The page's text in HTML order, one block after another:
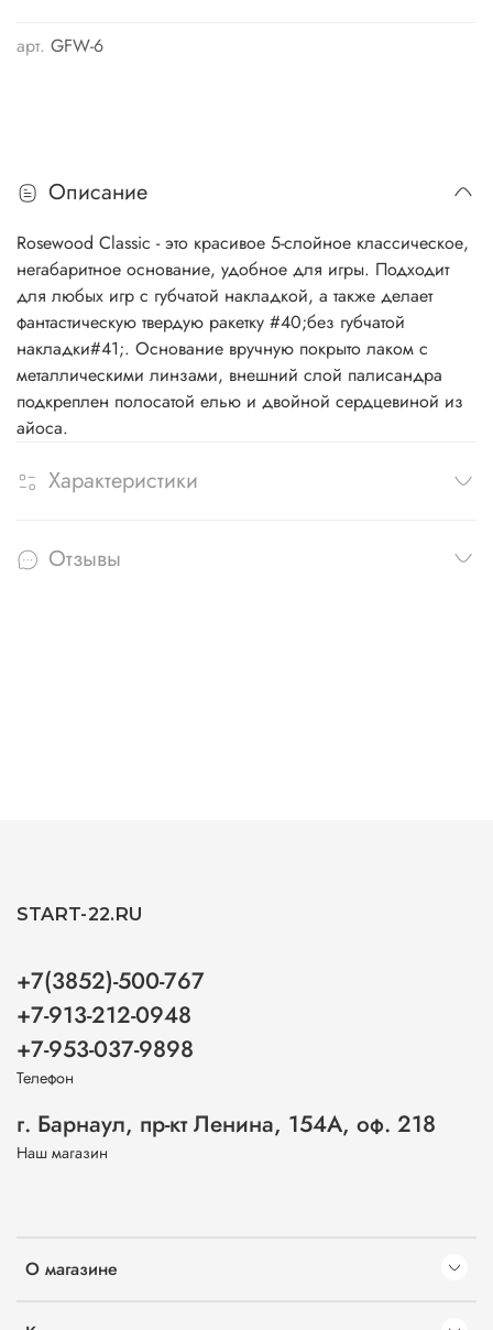
арт. GFW-6
Описание
Rosewood Classic - это красивое 5-слойное классическое,
негабаритное основание, удобное для игры. Подходит
для любых игр с губчатой накладкой, а также делает
фантастическую твердую ракетку #40;без губчатой
накладки#41;. Основание вручную покрыто лаком с
металлическими линзами, внешний слой палисандра
подкреплен полосатой елью и двойной сердцевиной из
айоса.
Характеристики
Отзывы
О магазине
START-22.RU
+7(3852)-500-767
+7-913-212-0948
+7-953-037-9898
Телефон
г. Барнаул, пр-кт Ленина, 154А, оф. 218
Наш магазин